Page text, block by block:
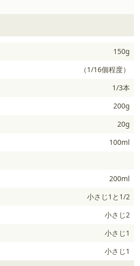
150g
（1/16個程度）
1/3本
200g
20g
100ml
200ml
小さじ1と1/2
小さじ2
小さじ1
小さじ1